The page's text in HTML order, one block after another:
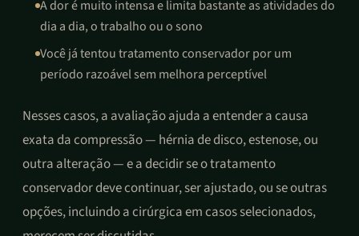
A dor é muito intensa e limita bastante as atividades do
dia a dia, o trabalho ou o sono
Você já tentou tratamento conservador por um
período razoável sem melhora perceptível
Nesses casos, a avaliação ajuda a entender a causa
exata da compressão — hérnia de disco, estenose, ou
outra alteração — e a decidir se o tratamento
conservador deve continuar, ser ajustado, ou se outras
opções, incluindo a cirúrgica em casos selecionados,